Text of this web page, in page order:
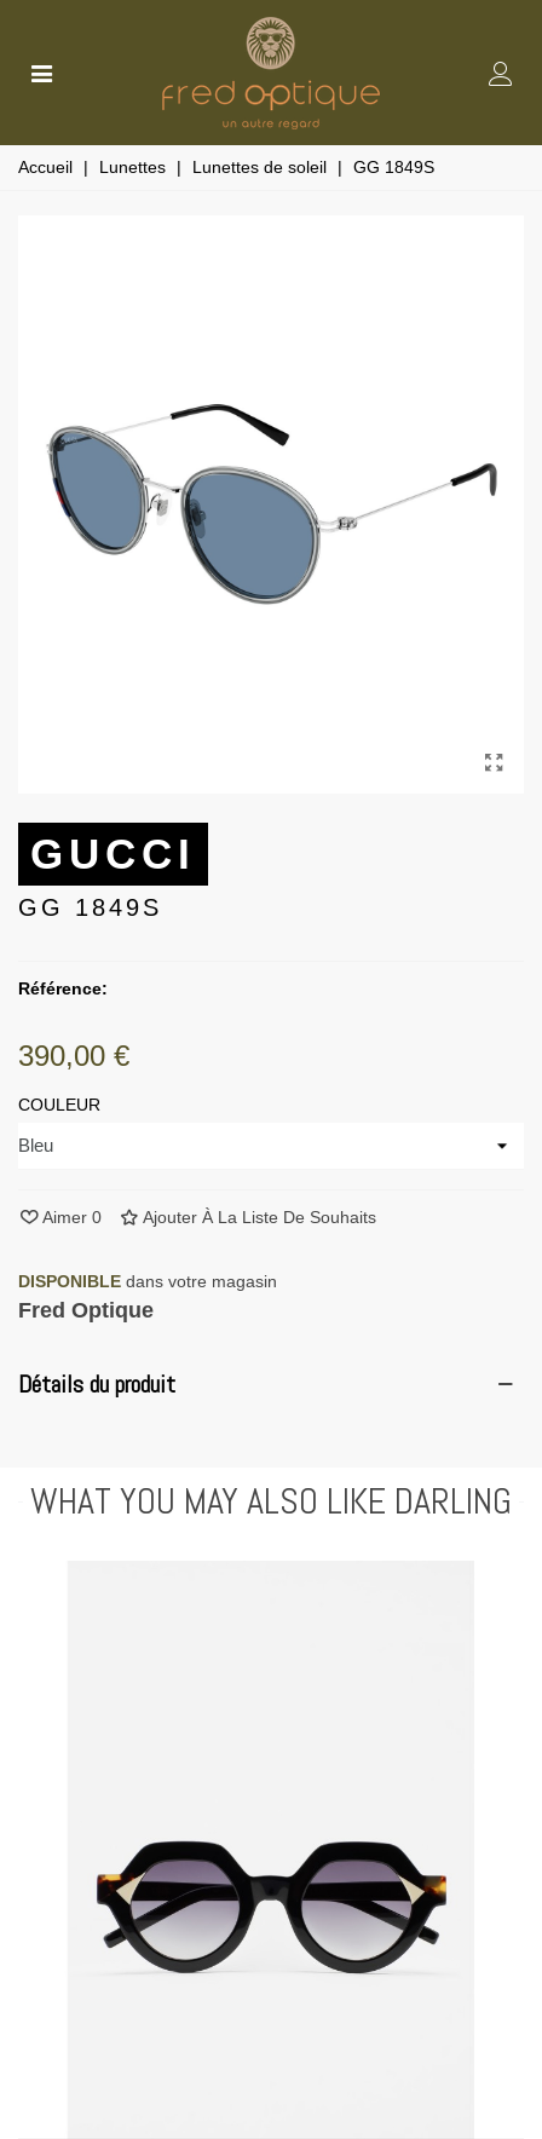
Accueil | Lunettes | Lunettes de soleil | GG 1849S
GUCCI
GG 1849S
Référence:
390,00 €
COULEUR
Aimer 0 Ajouter À La Liste De Souhaits
DISPONIBLE dans votre magasin
Fred Optique
Détails du produit
WHAT YOU MAY ALSO LIKE DARLING